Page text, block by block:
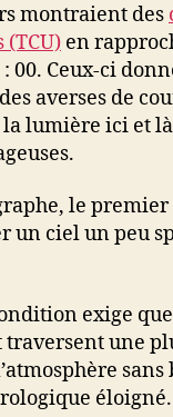
montraient des
en
00. Ceux-ci
averses de
la lumière ici et
le
un ciel un peu
exige
traversent une